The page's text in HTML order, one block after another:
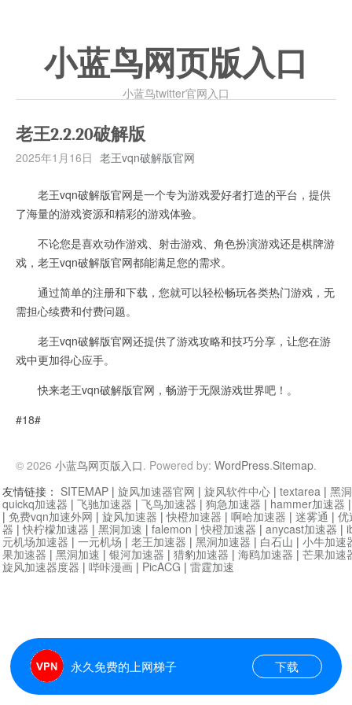
小蓝鸟网页版入口
小蓝鸟twitter官网入口
老王2.2.20破解版
2025年1月16日 老王vqn破解版官网
老王vqn破解版官网是一个专为游戏爱好者打造的平台，提供
了海量的游戏资源和精彩的游戏体验。
不论您是喜欢动作游戏、射击游戏、角色扮演游戏还是棋牌游
戏，老王vqn破解版官网都能满足您的需求。
通过简单的注册和下载，您就可以轻松畅玩各类热门游戏，无
需担心续费和付费问题。
老王vqn破解版官网还提供了游戏攻略和技巧分享，让您在游
戏中更加得心应手。
快来老王vqn破解版官网，畅游于无限游戏世界吧！。
#18#
© 2026 小蓝鸟网页版入口. Powered by: WordPress.Sitemap.
永久免费的上网梯子 下载
友情链接： SITEMAP | 旋风加速器官网 | 旋风软件中心 | textarea | 黑
quickq加速器 | 飞驰加速器 | 飞鸟加速器 | 狗急加速器 | hammer加速器
| 免费vqn加速外网 | 旋风加速器 |快橙加速器 | 啊哈加速器 | 迷雾通 | 优
器 |快柠檬加速器 | 黑洞加速 | falemon |快橙加速器 | anycast加速器 |
元机场加速器 | 一元机场 | 老王加速器 | 黑洞加速器 | 白石山 | 小牛加速
果加速器 | 黑洞加速 | 银河加速器 | 猎豹加速器 | 海鸥加速器 | 芒果加速
旋风加速器度器 | 哔咔漫画 | PicACG | 雷霆加速